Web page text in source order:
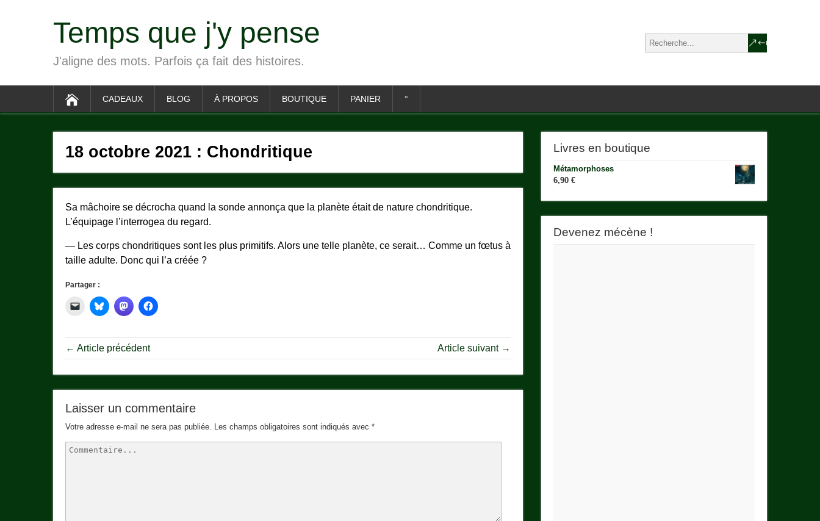
Temps que j'y pense
J'aligne des mots. Parfois ça fait des histoires.
CADEAUX BLOG À PROPOS BOUTIQUE PANIER °
18 octobre 2021 : Chondritique
Sa mâchoire se décrocha quand la sonde annonça que la planète était de nature chondritique.
L’équipage l’interrogea du regard.
— Les corps chondritiques sont les plus primitifs. Alors une telle planète, ce serait… Comme un fœtus à
taille adulte. Donc qui l’a créée ?
Partager :
← Article précédent Article suivant →
Laisser un commentaire
Votre adresse e-mail ne sera pas publiée. Les champs obligatoires sont indiqués avec *
Livres en boutique
Métamorphoses
6,90 €
Devenez mécène !